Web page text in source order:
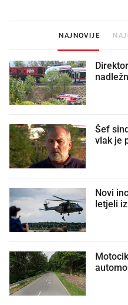
NAJNOVIJE
Šef
vlak je
Novi
letjeli